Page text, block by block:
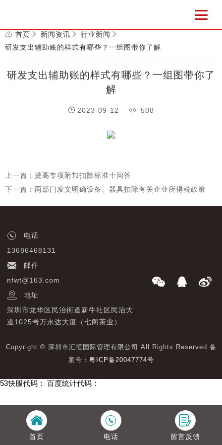
首页 新闻资讯
行业新闻
研发支出辅助账的样式有哪些？一组图带你了解
研发支出辅助账的样式有哪些？一组图带你了
解
2023-09-12 508
上一篇：提高专项附加扣除标准十问答
下一篇：两部门发文明确设备、器具扣除有关企业所得税政策
电话
13686468131
邮件
nfwt@163.com
地址
深圳市龙华区民治街道新牛社区民治大
道1025号万永达大厦（七阁茶业）
Copyright © 深圳市汇恒国际管理有限公司 All Rights Reserved 备
案号： 粤ICP备20047774号
首页 电话 留言反馈
53快服代码： 百度统计代码：